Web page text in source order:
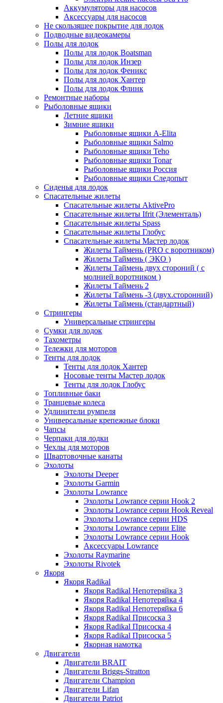
Аккумуляторы для насосов
Аксессуары для насосов
Не скользящее покрытие для лодок
Подводные видеокамеры
Полы для лодок
Полы для лодок Boatsman
Полы для лодок Инзер
Полы для лодок Феникс
Полы для лодок Хантер
Полы для лодок Флинк
Ремонтные наборы
Рыболовные ящики
Летние ящики
Зимние ящики
Рыболовные ящики A-Elita
Рыболовные ящики Salmo
Рыболовные ящики Teho
Рыболовные ящики Tonar
Рыболовные ящики Россия
Рыболовные ящики Следопыт
Сиденья для лодок
Спасательные жилеты
Спасательные жилеты AktivePro
Спасательные жилеты Ifrit (Элементаль)
Спасательные жилеты Spass
Спасательные жилеты Глобус
Спасательные жилеты Мастер лодок
Жилеты Таймень (PRO c воротником)
Жилеты Таймень ( ЭКО )
Жилеты Таймень двух стороний ( с
молнией воротником )
Жилеты Таймень 2
Жилеты Таймень -3 (двух.сторонний)
Жилеты Таймень (стандартный)
Стрингеры
Универсальные стрингеры
Сумки для лодок
Тахометры
Тележки для моторов
Тенты для лодок
Тенты для лодок Хантер
Носовые тенты Мастер лодок
Тенты для лодок Глобус
Топливные баки
Транцевые колеса
Удлинители румпеля
Универсальные крепежные блоки
Чапсы
Черпаки для лодки
Чехлы для моторов
Швартовочные канаты
Эхолоты
Эхолоты Deeper
Эхолоты Garmin
Эхолоты Lowrance
Эхолоты Lowrance серии Hook 2
Эхолоты Lowrance серии Hook Reveal
Эхолоты Lowrance серии HDS
Эхолоты Lowrance серии Elite
Эхолоты Lowrance серии Hook
Аксессуары Lowrance
Эхолоты Raymarine
Эхолоты Rivotek
Якоря
Якоря Radikal
Якоря Radikal Непотеряйка 3
Якоря Radikal Непотеряйка 4
Якоря Radikal Непотеряйка 6
Якоря Radikal Присоска 3
Якоря Radikal Присоска 4
Якоря Radikal Присоска 5
Якорная намотка
Двигатели
Двигатели BRAIT
Двигатели Briggs-Stratton
Двигатели Champion
Двигатели Lifan
Двигатели Patriot